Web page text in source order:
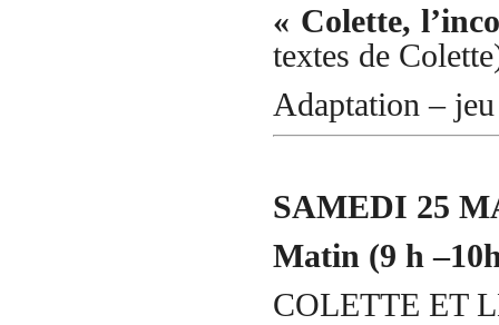
« Colette,
textes de
Adaptation –
SAMEDI 25
Matin (9 h
COLETTE ET